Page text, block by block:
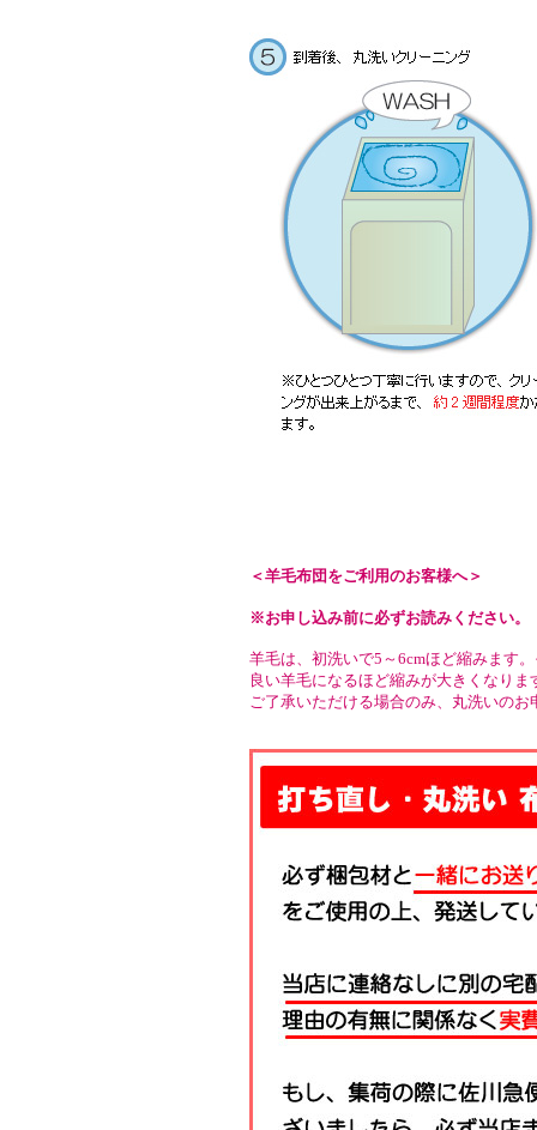
＜羊毛布団をご利用のお客様へ＞
※お申し込み前に必ずお読みください。
羊毛は、初洗いで5～6cmほど縮みます
良い羊毛になるほど縮みが大きくなりま
ご了承いただける場合のみ、丸洗いの